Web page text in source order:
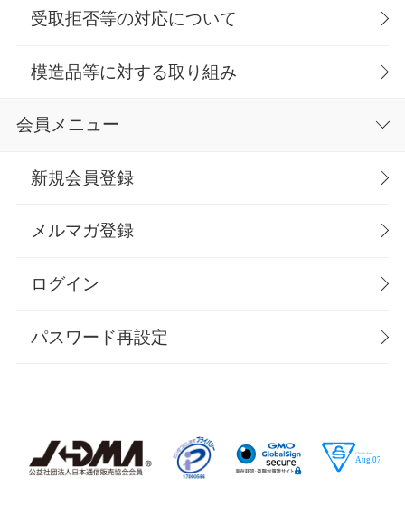
受取拒否等の対応について
模造品等に対する取り組み
会員メニュー
新規会員登録
メルマガ登録
ログイン
パスワード再設定